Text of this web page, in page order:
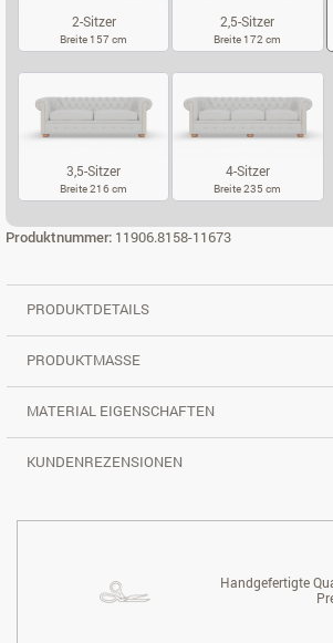
2-Sitzer
Breite 157 cm
2,5-Sitzer
Breite 172 cm
3,5-Sitzer
Breite 216 cm
4-Sitzer
Breite 235 cm
Produktnummer: 11906.8158-11673
PRODUKTDETAILS
PRODUKTMASSE
MATERIAL EIGENSCHAFTEN
KUNDENREZENSIONEN
Handgefertigte